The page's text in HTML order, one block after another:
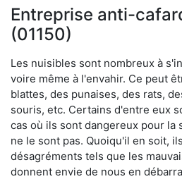
Entreprise anti-
(01150)
Les nuisibles sont nombreux à
voire même à l'envahir. Ce peut
blattes, des punaises, des rats,
souris, etc. Certains d'entre eux
cas où ils sont dangereux pour la
ne le sont pas. Quoiqu'il en soit,
désagréments tels que les
donnent envie de nous en